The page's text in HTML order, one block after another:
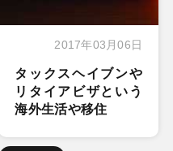
2017年03月06日
タックスヘイブンや
リタイアビザという
海外生活や移住